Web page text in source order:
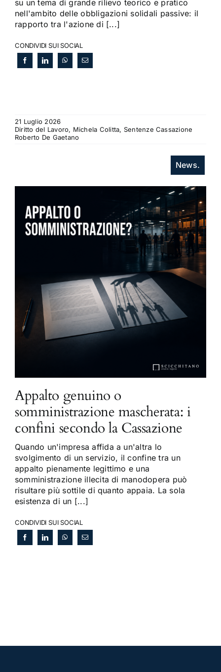
su un tema di grande rilievo teorico e pratico
nell'ambito delle obbligazioni solidali passive: il
rapporto tra l'azione di [...]
CONDIVIDI SUI SOCIAL
21 Luglio 2026
Diritto del Lavoro, Michela Colitta, Sentenze Cassazione
Roberto De Gaetano
News.
Appalto genuino o
somministrazione mascherata: i
confini secondo la Cassazione
Quando un'impresa affida a un'altra lo
svolgimento di un servizio, il confine tra un
appalto pienamente legittimo e una
somministrazione illecita di manodopera può
risultare più sottile di quanto appaia. La sola
esistenza di un [...]
CONDIVIDI SUI SOCIAL